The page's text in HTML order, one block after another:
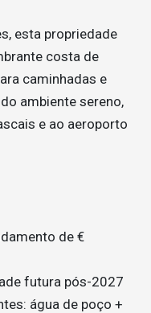
esta propriedade
costa de
caminhadas e
ambiente sereno,
e ao aeroporto
de €
futura pós-2027
água de poço +